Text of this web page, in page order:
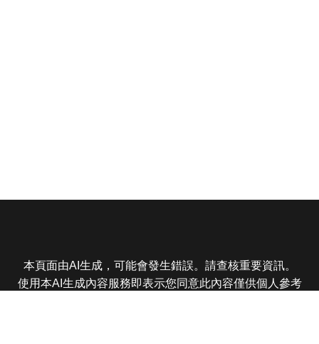
本頁面由AI生成，可能會發生錯誤。請查核重要資訊。
使用本AI生成內容服務即表示您同意此內容僅供個人參考